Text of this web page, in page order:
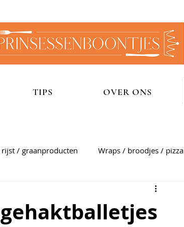
TIPS OVER ONS
rijst / graanproducten Wraps / broodjes / pizza
Sauzen